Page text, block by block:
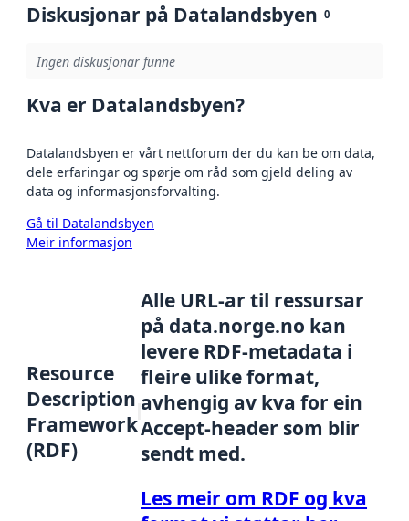
Diskusjonar på Datalandsbyen 0
Ingen diskusjonar funne
Kva er Datalandsbyen?
Datalandsbyen er vårt nettforum der du kan be om data,
dele erfaringar og spørje om råd som gjeld deling av
data og informasjonsforvalting.
Gå til Datalandsbyen
Meir informasjon
Resource
Description
Framework
(RDF)
Alle URL-ar til ressursar
på data.norge.no kan
levere RDF-metadata i
fleire ulike format,
avhengig av kva for ein
Accept-header som blir
sendt med.
Les meir om RDF og kva